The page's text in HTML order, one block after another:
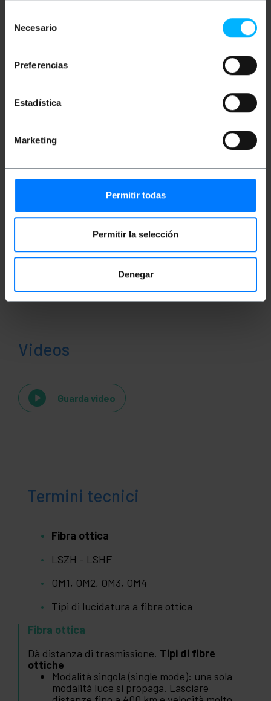
Necesario
Preferencias
Estadística
Marketing
Permitir todas
Permitir la selección
Denegar
(Low Smoke Halogen Free). Sezione del nucleo
Sezione totale di ciascun cavo da 3,0 mm
(compresa la fibra di kevlar e la guaina gialla).
Numero di pacchi: 1
Videos
Guarda video
Termini tecnici
Fibra ottica
LSZH - LSHF
OM1, OM2, OM3, OM4
Tipi di lucidatura a fibra ottica
Fibra ottica
Dà distanza di trasmissione. Tipi di fibre
ottiche
Modalità singola (single mode): una sola
modalità luce si propaga. Lasciare